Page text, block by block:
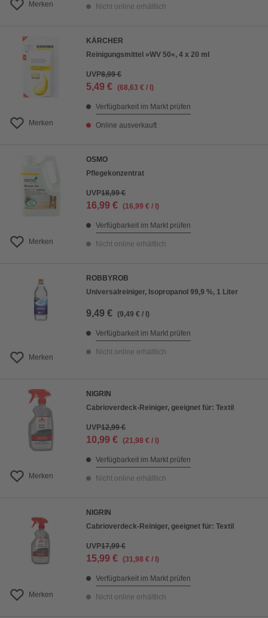
Merken Nicht online erhältlich
Merken
KÄRCHER
Reinigungsmittel »WV 50«, 4 x 20 ml
UVP8,99 €
5,49 € (68,63 € / l)
Verfügbarkeit im Markt prüfen
Online ausverkauft
Merken
OSMO
Pflegekonzentrat
UVP18,99 €
16,99 € (16,99 € / l)
Verfügbarkeit im Markt prüfen
Nicht online erhältlich
Merken
ROBBYROB
Universalreiniger, Isopropanol 99,9 %, 1 Liter
9,49 € (9,49 € / l)
Verfügbarkeit im Markt prüfen
Nicht online erhältlich
Merken
NIGRIN
Cabrioverdeck-Reiniger, geeignet für: Textil
UVP12,99 €
10,99 € (21,98 € / l)
Verfügbarkeit im Markt prüfen
Nicht online erhältlich
Merken
NIGRIN
Cabrioverdeck-Reiniger, geeignet für: Textil
UVP17,99 €
15,99 € (31,98 € / l)
Verfügbarkeit im Markt prüfen
Nicht online erhältlich